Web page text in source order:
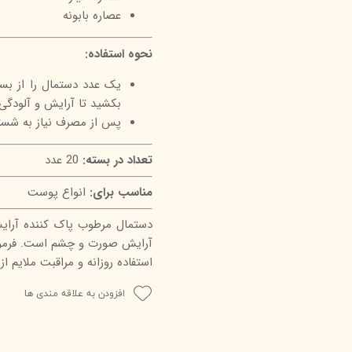
عصاره بابونه
نحوه استفاده:
یک عدد دستمال را از
بکشید تا آرایش و
پس از مصرف نیاز به
تعداد در بسته:
مناسب برای: انواع پوست
دستمال مرطوب پاک کننده
آرایش صورت و چشم است.
استفاده روزانه و مراقبت
افزودن به علاقه مندی ها